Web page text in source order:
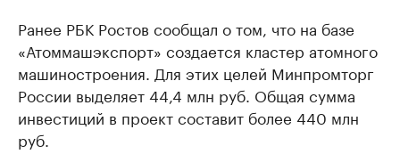
Ранее РБК Ростов сообщал о том, что на базе
«Атоммашэкспорт» создается кластер атомного
машиностроения. Для этих целей Минпромторг
России выделяет 44,4 млн руб. Общая сумма
инвестиций в проект составит более 440 млн
руб.